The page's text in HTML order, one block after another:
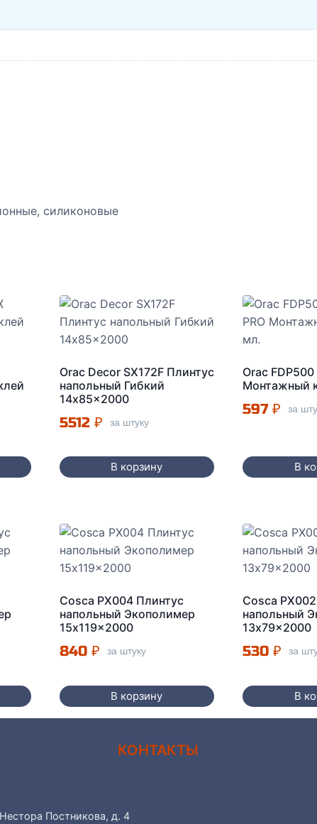
силиконовые
Orac Decor SX172F Плинтус
напольный Гибкий
14x85x2000
5512 ₽ за штуку
В корзину
Orac FDP500
Монтажный
597₽ за
В
Cosca PX004 Плинтус
напольный Экополимер
15x119x2000
840 ₽ за штуку
В корзину
Cosca
напольный
13x79x2000
530₽ за
В
КОНТАКТЫ
Постникова, д. 4